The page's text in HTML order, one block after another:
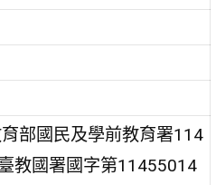
部國民及學前教育署114
教國署國字第11455014